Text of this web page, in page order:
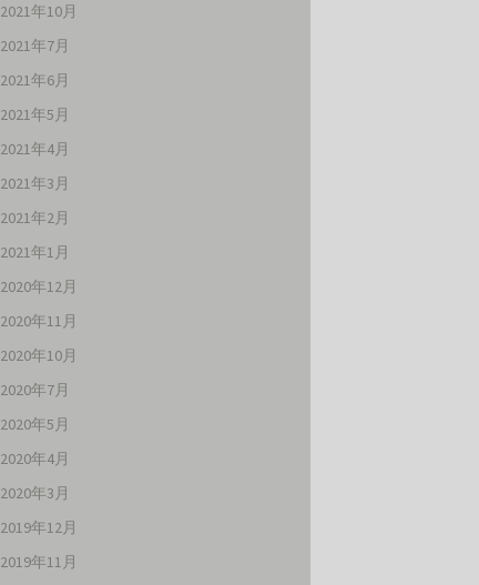
2021年10月
2021年7月
2021年6月
2021年5月
2021年4月
2021年3月
2021年2月
2021年1月
2020年12月
2020年11月
2020年10月
2020年7月
2020年5月
2020年4月
2020年3月
2019年12月
2019年11月